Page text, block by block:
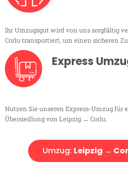
Ihr Umzugsgut wird von uns sorgfältig
Corlu transportiert, um einen sicheren
Express
Nutzen Sie unseren Express-Umzug für
Übersiedlung von Leipzig → Corlu.
Umzug: Leipzig →